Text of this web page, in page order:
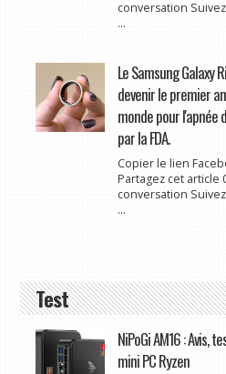
conversation
...
Le Samsung Galaxy
devenir le premier
monde pour l'apnée
par la FDA.
Copier le lien
Partagez cet article
conversation
...
Test
NiPoGi AM16 : Avis,
mini PC Ryzen